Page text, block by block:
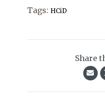
Tags: HCiD
Share